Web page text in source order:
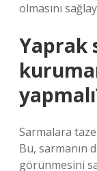
olmasını
Yaprak
Sarmalara
Bu, sarmanın
görünmesini